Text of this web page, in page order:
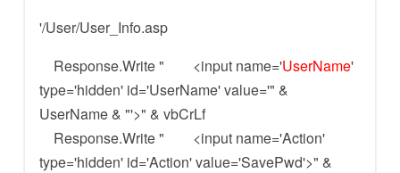
'/User/User_Info.asp
Response.Write " <input name='UserName'
type='hidden' id='UserName' value='" &
UserName & "'>" & vbCrLf
Response.Write " <input name='Action'
type='hidden' id='Action' value='SavePwd'>" &